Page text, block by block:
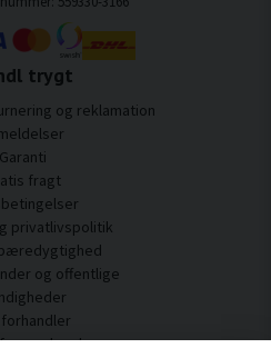
trygt
og reklamation
Garanti
fragt
privatlivspolitik
og offentlige
vores kunder